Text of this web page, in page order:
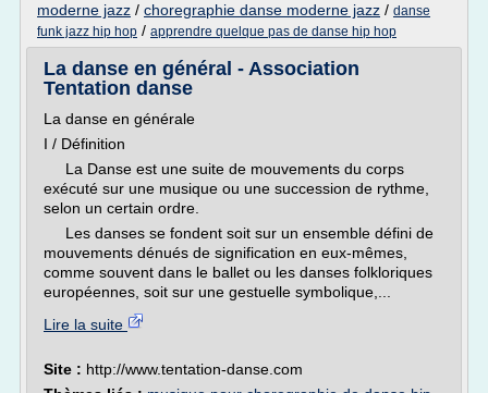
moderne jazz / choregraphie danse moderne jazz / danse
funk jazz hip hop / apprendre quelque pas de danse hip hop
La danse en général - Association
Tentation danse
La danse en générale
I / Définition
La Danse est une suite de mouvements du corps
exécuté sur une musique ou une succession de rythme,
selon un certain ordre.
Les danses se fondent soit sur un ensemble défini de
mouvements dénués de signification en eux-mêmes,
comme souvent dans le ballet ou les danses folkloriques
européennes, soit sur une gestuelle symbolique,...
Lire la suite
Site : http://www.tentation-danse.com